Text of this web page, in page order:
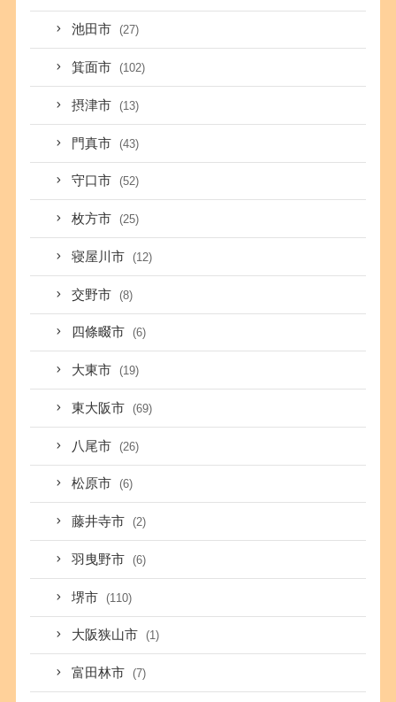
池田市 (27)
箕面市 (102)
摂津市 (13)
門真市 (43)
守口市 (52)
枚方市 (25)
寝屋川市 (12)
交野市 (8)
四條畷市 (6)
大東市 (19)
東大阪市 (69)
八尾市 (26)
松原市 (6)
藤井寺市 (2)
羽曳野市 (6)
堺市 (110)
大阪狭山市 (1)
富田林市 (7)